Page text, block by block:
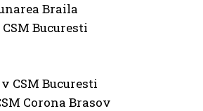
Braila
Bucuresti
CSM Bucuresti
Corona Brasov